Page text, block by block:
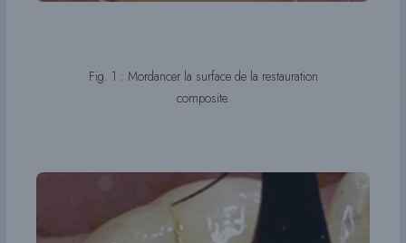
Fig. 1 : Mordancer la surface de la restauration
composite.